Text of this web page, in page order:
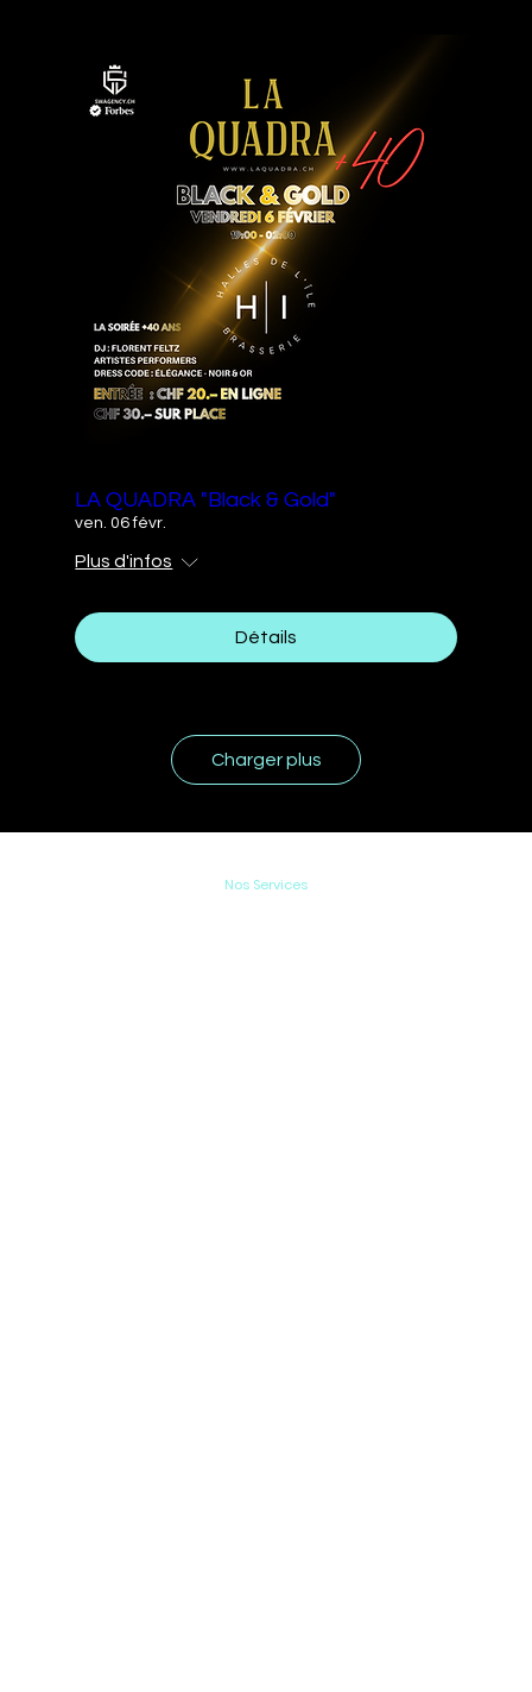
LA QUADRA "Black & Gold"
ven. 06 févr.
Plus d'infos
Détails
Charger plus
Nos Services